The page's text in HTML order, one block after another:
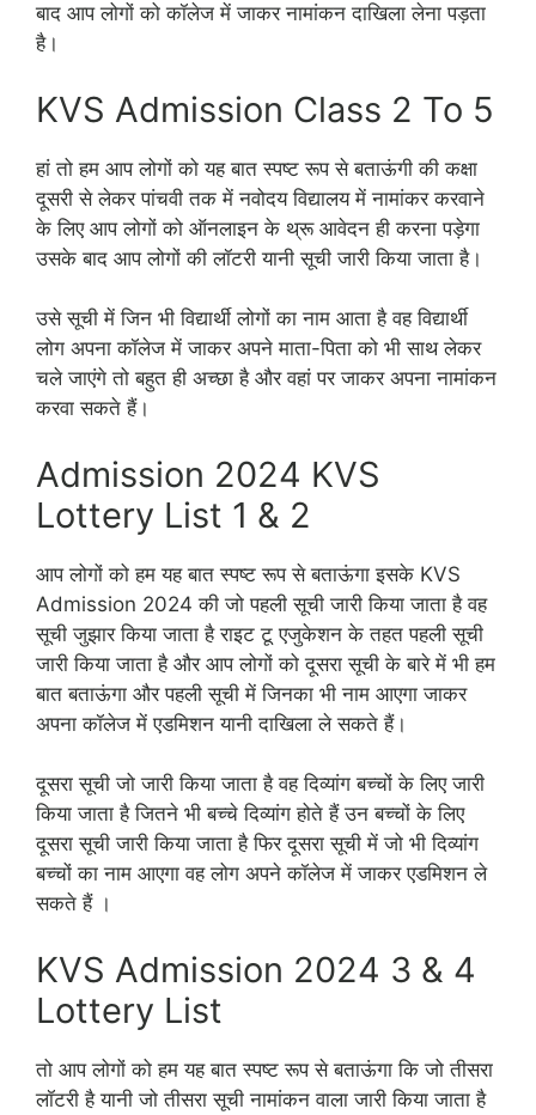
बाद आप लोगों को कॉलेज में जाकर नामांकन दाखिला लेना पड़ता
है।
KVS Admission Class 2 To 5
हां तो हम आप लोगों को यह बात स्पष्ट रूप से बताऊंगी की कक्षा
दूसरी से लेकर पांचवी तक में नवोदय विद्यालय में नामांकर करवाने
के लिए आप लोगों को ऑनलाइन के थ्रू आवेदन ही करना पड़ेगा
उसके बाद आप लोगों की लॉटरी यानी सूची जारी किया जाता है।
उसे सूची में जिन भी विद्यार्थी लोगों का नाम आता है वह विद्यार्थी
लोग अपना कॉलेज में जाकर अपने माता-पिता को भी साथ लेकर
चले जाएंगे तो बहुत ही अच्छा है और वहां पर जाकर अपना नामांकन
करवा सकते हैं।
Admission 2024 KVS
Lottery List 1 & 2
आप लोगों को हम यह बात स्पष्ट रूप से बताऊंगा इसके KVS
Admission 2024 की जो पहली सूची जारी किया जाता है वह
सूची जुझार किया जाता है राइट टू एजुकेशन के तहत पहली सूची
जारी किया जाता है और आप लोगों को दूसरा सूची के बारे में भी हम
बात बताऊंगा और पहली सूची में जिनका भी नाम आएगा जाकर
अपना कॉलेज में एडमिशन यानी दाखिला ले सकते हैं।
दूसरा सूची जो जारी किया जाता है वह दिव्यांग बच्चों के लिए जारी
किया जाता है जितने भी बच्चे दिव्यांग होते हैं उन बच्चों के लिए
दूसरा सूची जारी किया जाता है फिर दूसरा सूची में जो भी दिव्यांग
बच्चों का नाम आएगा वह लोग अपने कॉलेज में जाकर एडमिशन ले
सकते हैं ।
KVS Admission 2024 3 & 4
Lottery List
तो आप लोगों को हम यह बात स्पष्ट रूप से बताऊंगा कि जो तीसरा
लॉटरी है यानी जो तीसरा सूची नामांकन वाला जारी किया जाता है